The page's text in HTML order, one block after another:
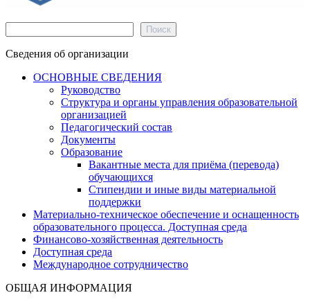
Поиск
Сведения об организации
ОСНОВНЫЕ СВЕДЕНИЯ
Руководство
Структура и органы управления образовательной
организацией
Педагогический состав
Документы
Образование
Вакантные места для приёма (перевода)
обучающихся
Стипендии и иные виды материальной
поддержки
Материально-техническое обеспечение и оснащенность
образовательного процесса. Доступная среда
Финансово-хозяйственная деятельность
Доступная среда
Международное сотрудничество
ОБЩАЯ ИНФОРМАЦИЯ